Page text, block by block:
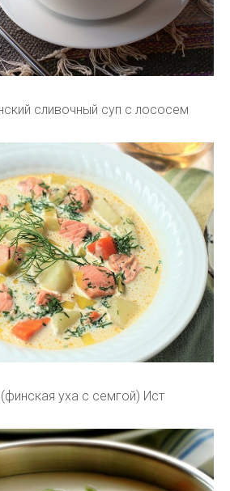
сливочный суп с лососем
уха с семгой) Ист